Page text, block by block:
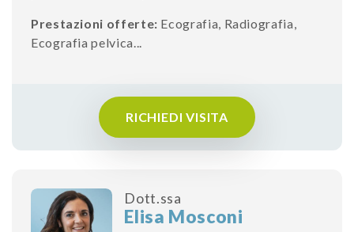
Prestazioni offerte: Ecografia, Radiografia,
Ecografia pelvica...
RICHIEDI VISITA
Dott.ssa
Elisa Mosconi